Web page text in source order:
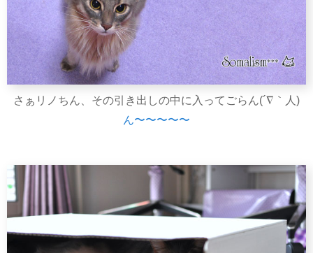
さぁリノちん、その引き出しの中に入ってごらん(´∇｀人)
ん〜〜〜〜〜